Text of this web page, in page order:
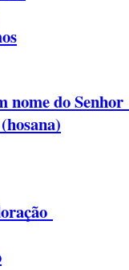
nome do Senhor